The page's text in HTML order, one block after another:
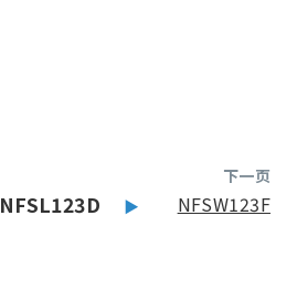
NFSL123D
下一页
NFSW123F